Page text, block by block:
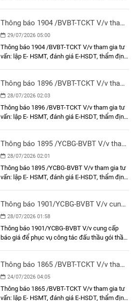
Bình Thuận
Thông báo 1904 /BVBT-TCKT V/v tham
gia tư vấn: lập E- HSMT, đánh giá E-
HSDT, thẩm định E-HSMT và kết quả
lựa chọn nhà thầu gói thầu: Trang phục
29/07/2026 05:00
Thông báo 1904 /BVBT-TCKT V/v tham gia tư
vấn: lập E- HSMT, đánh giá E-HSDT, thẩm định
Thông báo 1896 /BVBT-TCKT V/v tham
gia tư vấn: lập E- HSMT, đánh giá E-
HSDT, thẩm định E-HSMT và kết quả
lựa chọn nhà thầu gói thầu: Vận hành
28/07/2026 02:03
Thông báo 1896 /BVBT-TCKT V/v tham gia tư
vấn: lập E- HSMT, đánh giá E-HSDT, thẩm định
môi trường
Thông báo 1895 /YCBG-BVBT V/v tham
gia tư vấn: lập E- HSMT, đánh giá E-
HSDT, thẩm định E-HSMT và kết quả
lựa chọn nhà thầu gói thầu: Dụng cụ, y
28/07/2026 02:01
Thông báo 1895 /YCBG-BVBT V/v tham gia tư
vấn: lập E- HSMT, đánh giá E-HSDT, thẩm định
Thông báo 1901/YCBG-BVBT V/v cung
cấp báo giá để phục vụ công tác đấu
thầu gói thầu: Sơn, sửa mặt trước, hành
lang, cầu nối và phòng chờ bệnh khu xạ
28/07/2026 01:58
Thông báo 1901/YCBG-BVBT V/v cung cấp
báo giá để phục vụ công tác đấu thầu gói thầu:
bướu
Thông báo 1865 /BVBT-TCKT V/v tham
gia tư vấn: lập E- HSMT, đánh giá E-
HSDT, thẩm định E-HSMT và kết quả
lựa chọn nhà thầu
24/07/2026 04:05
Thông báo 1865 /BVBT-TCKT V/v tham gia tư
vấn: lập E- HSMT, đánh giá E-HSDT, thẩm định